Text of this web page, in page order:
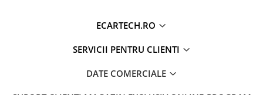
Redresoare Auto
ECARTECH.RO
SERVICII PENTRU CLIENTI
DATE COMERCIALE